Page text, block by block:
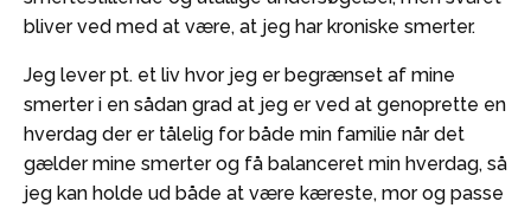
bliver ved med at være, at jeg har kroniske smerter.
Jeg lever pt. et liv hvor jeg er begrænset af mine
smerter i en sådan grad at jeg er ved at genoprette en
hverdag der er tålelig for både min familie når det
gælder mine smerter og få balanceret min hverdag, så
jeg kan holde ud både at være kæreste, mor og passe